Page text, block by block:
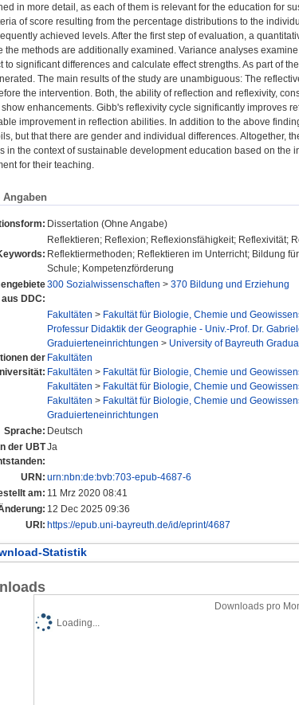
in more detail, as each of them is relevant for the education for
of score resulting from the percentage distributions to the
achieved levels. After the first step of evaluation, a
the methods are additionally examined. Variance analyses
to significant differences and calculate effect strengths. As part of
The main results of the study are unambiguous: The
the intervention. Both, the ability of reflection and reflexivity,
show enhancements. Gibb's reflexivity cycle significantly improves
improvement in reflection abilities. In addition to the above
but that there are gender and individual differences. Altogether,
in the context of sustainable development education based on the
for their teaching.
Angaben
Dissertation (Ohne Angabe)
Reflektieren; Reflexion; Reflexionsfähigkeit; Reflexivität;
Reflektiermethoden; Reflektieren im Unterricht; Bildung
Schule; Kompetenzförderung
aus DDC:
300 Sozialwissenschaften > 370 Bildung und Erziehung
der
Fakultäten > Fakultät für Biologie, Chemie und
Professur Didaktik der Geographie - Univ.-Prof. Dr.
Graduierteneinrichtungen > University of Bayreuth
Fakultäten
Fakultäten > Fakultät für Biologie, Chemie und
Fakultäten > Fakultät für Biologie, Chemie und
Fakultäten > Fakultät für Biologie, Chemie und
Graduierteneinrichtungen
Sprache: Deutsch
der UBTJa
URN: urn:nbn:de:bvb:703-epub-4687-6
am: 11 Mrz 2020 08:41
12 Dec 2025 09:36
URI: https://epub.uni-bayreuth.de/id/eprint/4687
Statistik
Downloads pro
Loading...